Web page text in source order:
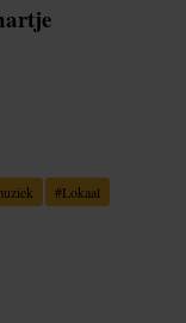
#Lokaal